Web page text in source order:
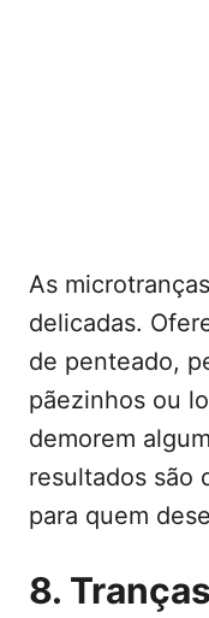
As
delicadas.
de penteado,
pãezinhos ou
demorem
resultados são
para quem
8.